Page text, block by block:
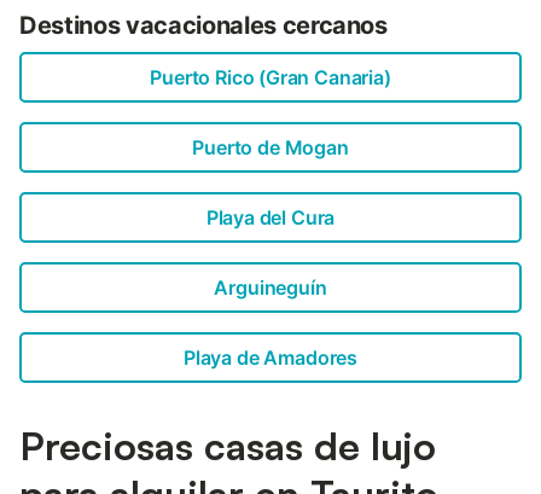
Destinos vacacionales cercanos
Puerto Rico (Gran Canaria)
Puerto de Mogan
Playa del Cura
Arguineguín
Playa de Amadores
Preciosas casas de lujo